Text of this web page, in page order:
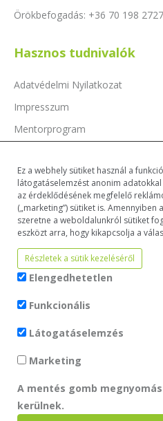
Ez a webhely sütiket használ a
látogatáselemzést anonim
az érdeklődésének megfelelő
(„marketing”) sütiket is. Amennyiben
szeretne a weboldalunkról sütiket
eszközt arra, hogy kikapcsolja a
Részletek a sütik kezeléséről
Elengedhetetlen
Funkcionális
Látogatáselemzés
Marketing
A mentés gomb
kerülnek.
Örökbefogadás: +36 70 198 2727
Hasznos tudnivalók
Adatvédelmi Nyilatkozat
Impresszum
Mentorprogram
Dokumentumok
© 2026 - Menhely az Állatokért - All